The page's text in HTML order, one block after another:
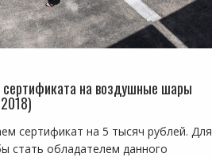
на воздушные шары
сертификат на 5 тысяч рублей. Для
стать обладателем данного